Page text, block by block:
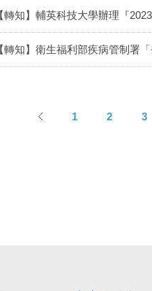
【轉知】輔英科技大學辦理『
【轉知】衛生福利部疾病管制署
1 2 3